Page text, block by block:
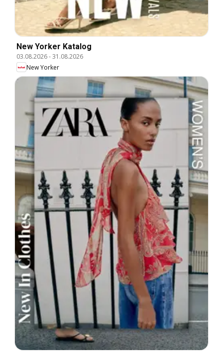
New Yorker Katalog
03.08.2026-31.08.2026
New Yorker